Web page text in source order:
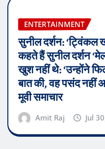
ENTERTAINMENT
सुनील दर्शन: ‘ट्विंकल
कहते हैं सुनील दर्शन
खुश नहीं थे: ‘उन्होंने
बात की, वह पसंद नहीं
मूवी समाचार
Amit Raj Jul